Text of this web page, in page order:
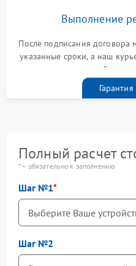
Выполнение
После подписания договора
указанные сроки, а наш
гарантийным
Полный расчет
* – обязательно к заполнению
Шаг №1
Шаг №2